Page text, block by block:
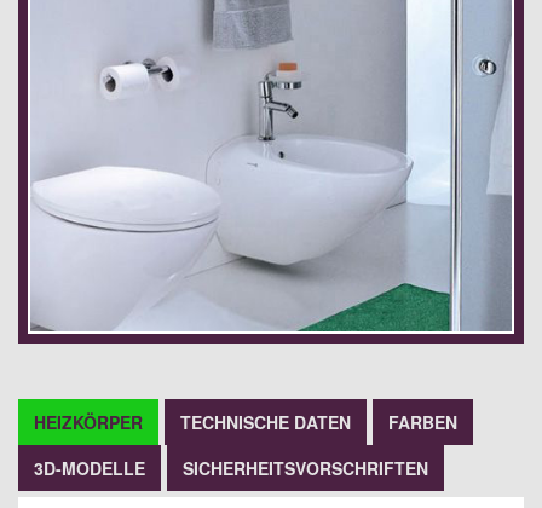
HEIZKÖRPER TECHNISCHE DATEN
FARBEN
3D-MODELLE
SICHERHEITSVORSCHRIFTEN